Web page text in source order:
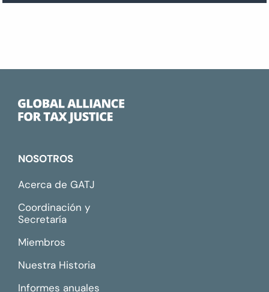
NOSOTROS
Acerca de GATJ
Coordinación y
Secretaría
Miembros
Nuestra Historia
Informes anuales